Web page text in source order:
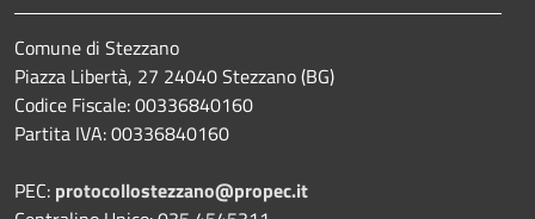
Comune di Stezzano
Piazza Libertà, 27 24040 Stezzano (BG)
Codice Fiscale: 00336840160
Partita IVA: 00336840160
PEC: protocollostezzano@propec.it